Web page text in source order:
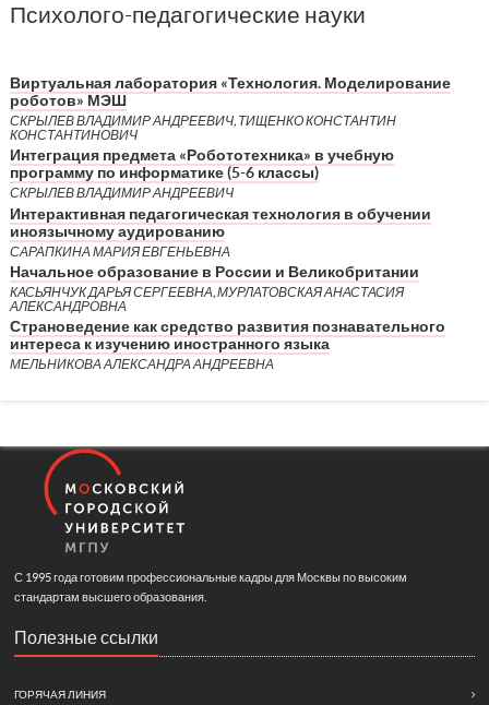
Психолого-педагогические науки
Виртуальная лаборатория «Технология. Моделирование
роботов» МЭШ
СКРЫЛЕВ ВЛАДИМИР АНДРЕЕВИЧ, ТИЩЕНКО КОНСТАНТИН
КОНСТАНТИНОВИЧ
Интеграция предмета «Робототехника» в учебную
программу по информатике (5-6 классы)
СКРЫЛЕВ ВЛАДИМИР АНДРЕЕВИЧ
Интерактивная педагогическая технология в обучении
иноязычному аудированию
САРАПКИНА МАРИЯ ЕВГЕНЬЕВНА
Начальное образование в России и Великобритании
КАСЬЯНЧУК ДАРЬЯ СЕРГЕЕВНА, МУРЛАТОВСКАЯ АНАСТАСИЯ
АЛЕКСАНДРОВНА
Страноведение как средство развития познавательного
интереса к изучению иностранного языка
МЕЛЬНИКОВА АЛЕКСАНДРА АНДРЕЕВНА
С 1995 года готовим профессиональные кадры для Москвы по высоким
стандартам высшего образования.
Полезные ссылки
ГОРЯЧАЯ ЛИНИЯ